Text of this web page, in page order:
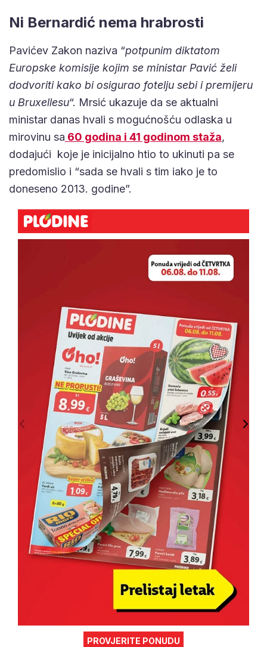
Ni Bernardić nema hrabrosti
Pavićev Zakon naziva “potpunim diktatom
Europske komisije kojim se ministar Pavić želi
dodvoriti kako bi osigurao fotelju sebi i premijeru
u Bruxellesu“. Mrsić ukazuje da se aktualni
ministar danas hvali s mogućnošću odlaska u
mirovinu sa 60 godina i 41 godinom staža,
dodajući koje je inicijalno htio to ukinuti pa se
predomislio i “sada se hvali s tim iako je to
doneseno 2013. godine”.
PROVJERITE PONUDU